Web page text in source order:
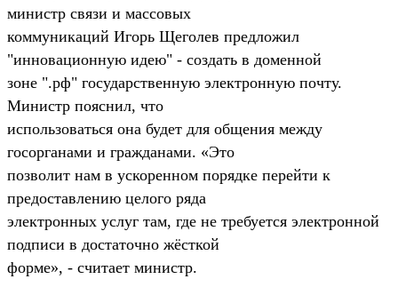
министр связи и массовых
коммуникаций Игорь Щеголев предложил
"инновационную идею" - создать в доменной
зоне ".рф" государственную электронную почту.
Министр пояснил, что
использоваться она будет для общения между
госорганами и гражданами. «Это
позволит нам в ускоренном порядке перейти к
предоставлению целого ряда
электронных услуг там, где не требуется электронной
подписи в достаточно жёсткой
форме», - считает министр.